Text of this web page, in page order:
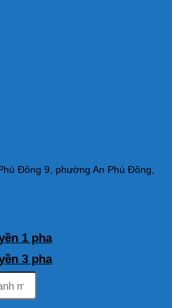
097
Đông 9, phường An Phú Đông,
1 pha
3 pha